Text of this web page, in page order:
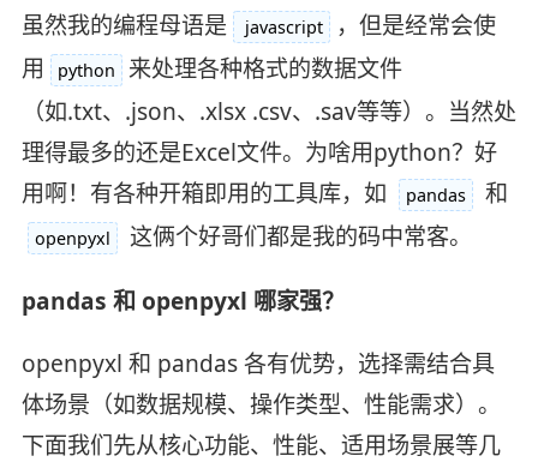
虽然我的编程母语是 javascript
，但是经常会使
用
python
来处理各种格式的数据文件
（如.txt、.json、.xlsx .csv、.sav等等）。当然处
理得最多的还是Excel文件。为啥用python？好
用啊！有各种开箱即用的工具库，如
pandas 和
openpyxl 这俩个好哥们都是我的码中常客。
pandas 和 openpyxl 哪家强？
openpyxl 和 pandas 各有优势，选择需结合具
体场景（如数据规模、操作类型、性能需求）。
下面我们先从核心功能、性能、适用场景展等几